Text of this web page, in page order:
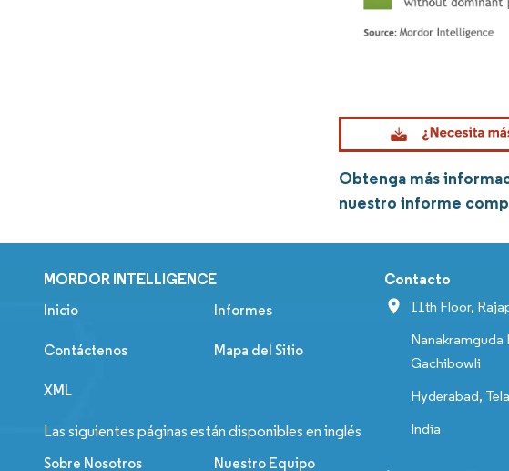
Obtenga más
nuestro informe
MORDOR INTELLIGENCE
Inicio Informes
Contáctenos Mapa del Sitio
XML
Las siguientes páginas están disponibles en inglés
Sobre Nosotros Nuestro Equipo
Contacto
11th Floor,
Nanakramguda
Gachibowli
Hyderabad,
India